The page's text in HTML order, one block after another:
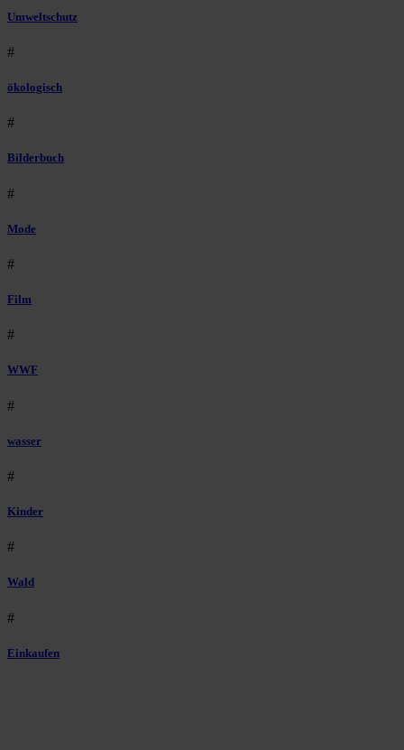
Umweltschutz
#
ökologisch
#
Bilderbuch
#
Mode
#
Film
#
WWF
#
wasser
#
Kinder
#
Wald
#
Einkaufen